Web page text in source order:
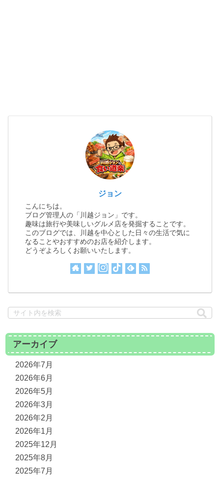
ジョン
こんにちは。
ブログ管理人の「川越ジョン」です。
趣味は旅行や美味しいグルメ店を発掘することです。
このブログでは、川越を中心とした日々の生活で気に
なることやおすすめのお店を紹介します。
どうぞよろしくお願いいたします。
アーカイブ
2026年7月
2026年6月
2026年5月
2026年3月
2026年2月
2026年1月
2025年12月
2025年8月
2025年7月